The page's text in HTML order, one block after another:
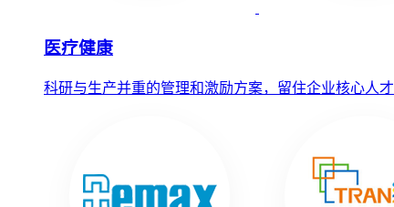
医疗健康
科研与生产并重的管理和激励方案，留住企业核心人才